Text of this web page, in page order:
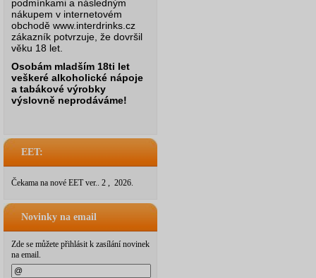
podmínkami a následným
nákupem v internetovém
obchodě www.interdrinks.cz
zákazník potvrzuje, že dovršil
věku 18 let.
Osobám mladším 18ti let
veškeré alkoholické nápoje
a tabákové výrobky
výslovně neprodáváme!
EET:
Čekama na nové EET ver.. 2 , 2026.
Novinky na email
Zde se můžete přihlásit k zasílání novinek
na email.